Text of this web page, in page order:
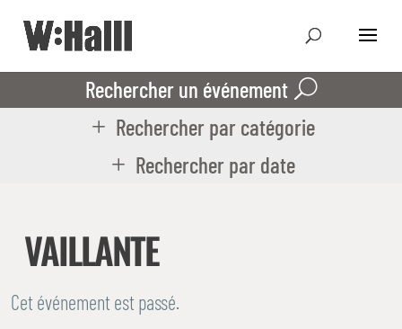
Rechercher un événement
Rechercher par catégorie
Rechercher par date
VAILLANTE
Cet événement est passé.